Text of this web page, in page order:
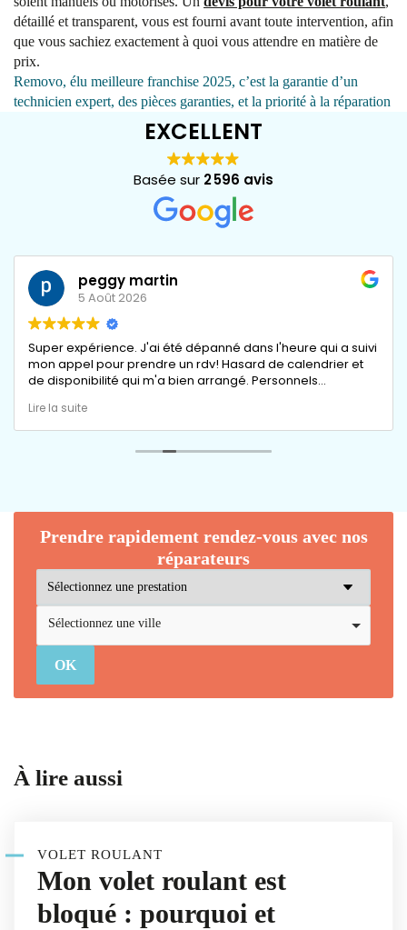
détaillé et transparent, vous est fourni avant toute intervention, afin
que vous sachiez exactement à quoi vous attendre en matière de
prix.
Removo, élu meilleure franchise 2025, c’est la garantie d’un
technicien expert, des pièces garanties, et la priorité à la réparation
EXCELLENT
Basée sur 2 596 avis
peggy martin
5 Août 2026
Super expérience. J'ai été dépanné dans l'heure qui a suivi
mon appel pour prendre un rdv! Hasard de calendrier et
de disponibilité qui m'a bien arrangé. Personnels
dépannage.
Lire la suite
Prendre rapidement rendez-vous avec nos
réparateurs
Sélectionnez une ville
À lire aussi
VOLET ROULANT
Mon volet roulant est
bloqué : pourquoi et